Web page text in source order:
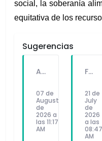
social, la soberanía
equitativa de los
Sugerencias
A PEDIDO DEL PÚBLICO: "SEX Y DINERO" EL NUEVO SINGLE DE FATKINGBULLA
07 de
August
de
2026 a
las 11:17
AM
FALLECE FORTUNATO CHUQUITAYPE ANDRADE, “EL CHOLO”, REFERENTE DE LA SOLIDARIDAD Y LA CULTURA EN VILLA EL SALVADOR
21 de
July
de
2026
a las
08:47
AM